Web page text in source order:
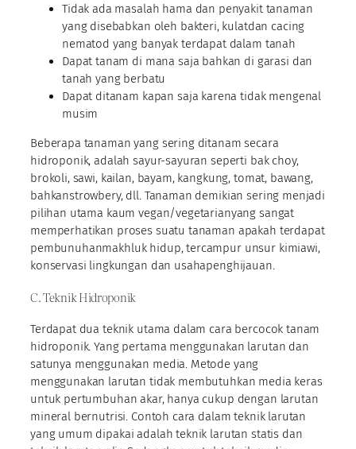
Tidak ada masalah hama dan penyakit tanaman
yang disebabkan oleh bakteri, kulatdan cacing
nematod yang banyak terdapat dalam tanah
Dapat tanam di mana saja bahkan di garasi dan
tanah yang berbatu
Dapat ditanam kapan saja karena tidak mengenal
musim
Beberapa tanaman yang sering ditanam secara
hidroponik, adalah sayur-sayuran seperti bak choy,
brokoli, sawi, kailan, bayam, kangkung, tomat, bawang,
bahkanstrowbery, dll. Tanaman demikian sering menjadi
pilihan utama kaum vegan/vegetarianyang sangat
memperhatikan proses suatu tanaman apakah terdapat
pembunuhanmakhluk hidup, tercampur unsur kimiawi,
konservasi lingkungan dan usahapenghijauan.
C. Teknik Hidroponik
Terdapat dua teknik utama dalam cara bercocok tanam
hidroponik. Yang pertama menggunakan larutan dan
satunya menggunakan media. Metode yang
menggunakan larutan tidak membutuhkan media keras
untuk pertumbuhan akar, hanya cukup dengan larutan
mineral bernutrisi. Contoh cara dalam teknik larutan
yang umum dipakai adalah teknik larutan statis dan